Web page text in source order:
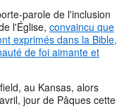
parole de l'inclusion
l'Église, convaincu que
exprimés dans la Bible,
de foi aimante et
au Kansas, alors
jour de Pâques cette